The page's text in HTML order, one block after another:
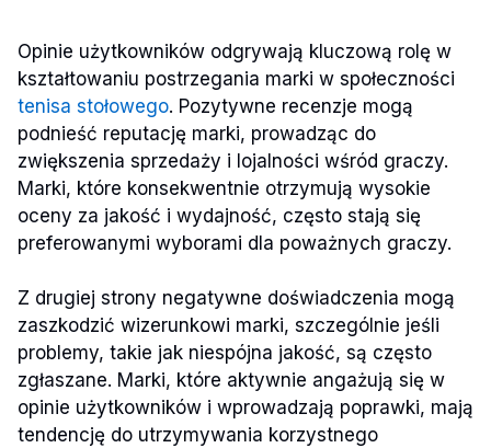
Opinie użytkowników odgrywają kluczową rolę w
kształtowaniu postrzegania marki w społeczności
tenisa stołowego. Pozytywne recenzje mogą
podnieść reputację marki, prowadząc do
zwiększenia sprzedaży i lojalności wśród graczy.
Marki, które konsekwentnie otrzymują wysokie
oceny za jakość i wydajność, często stają się
preferowanymi wyborami dla poważnych graczy.
Z drugiej strony negatywne doświadczenia mogą
zaszkodzić wizerunkowi marki, szczególnie jeśli
problemy, takie jak niespójna jakość, są często
zgłaszane. Marki, które aktywnie angażują się w
opinie użytkowników i wprowadzają poprawki, mają
tendencję do utrzymywania korzystnego